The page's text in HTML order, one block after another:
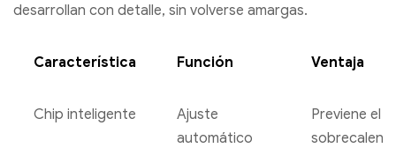
desarrollan con detalle, sin volverse amargas.
Característica Función Ventaja
Chip inteligente
Ajuste
automático
Previene el